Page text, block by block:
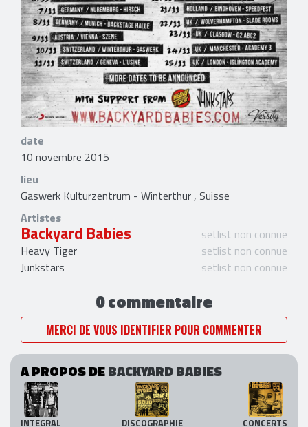
date
10 novembre 2015
lieu
Gaswerk Kulturzentrum - Winterthur , Suisse
Artistes
Backyard Babies
setlist non connue
Heavy Tiger
setlist non connue
Junkstars
setlist non connue
0 commentaire
MERCI DE VOUS IDENTIFIER POUR COMMENTER
A PROPOS DEBACKYARD BABIES
INTEGRAL DISCOGRAPHIE CONCERTS